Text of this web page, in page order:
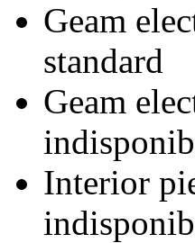
Geam
standard
Geam
Interior